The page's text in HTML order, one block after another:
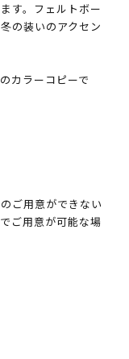
す。フェルトボー
の装いのアクセン
カラーコピーで
ご用意ができない
ご用意が可能な場